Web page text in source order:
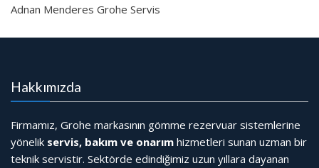
Adnan Menderes Grohe Servis
Hakkımızda
Firmamız, Grohe markasının gömme rezervuar sistemlerine
yönelik servis, bakım ve onarım hizmetleri sunan uzman bir
teknik servistir. Sektörde edindiğimiz uzun yıllara dayanan